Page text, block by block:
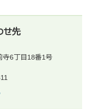
せ先
寺6丁目18番1号